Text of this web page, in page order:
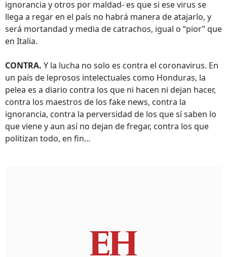
ignorancia y otros por maldad- es que si ese virus se
llega a regar en el país no habrá manera de atajarlo, y
será mortandad y media de catrachos, igual o “pior” que
en Italia.
CONTRA. Y la lucha no solo es contra el coronavirus. En
un país de leprosos intelectuales como Honduras, la
pelea es a diario contra los que ni hacen ni dejan hacer,
contra los maestros de los fake news, contra la
ignorancia, contra la perversidad de los que sí saben lo
que viene y aun así no dejan de fregar, contra los que
politizan todo, en fin...